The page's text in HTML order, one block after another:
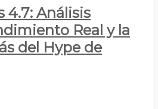
4.7: Análisis
Real y la
del Hype de